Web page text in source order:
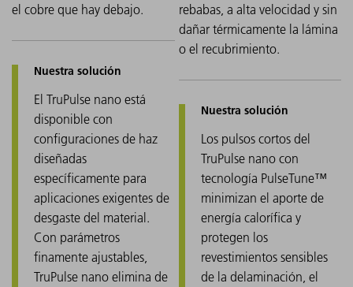
el cobre que hay debajo.
El TruPulse nano está
disponible con
configuraciones de haz
diseñadas
específicamente para
aplicaciones exigentes de
desgaste del material.
Con parámetros
finamente ajustables,
TruPulse nano elimina de
rebabas, a alta velocidad y sin
dañar térmicamente la lámina
o el recubrimiento.
Los pulsos cortos del
TruPulse nano con
tecnología PulseTune™
minimizan el aporte de
energía calorífica y
protegen los
revestimientos sensibles
de la delaminación, el